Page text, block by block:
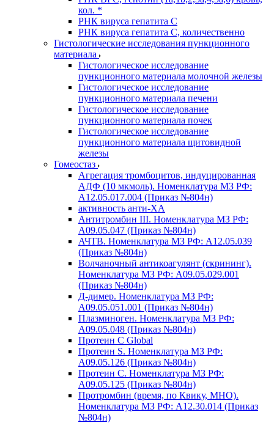
кол. *
РНК вируса гепатита C
РНК вируса гепатита C, количественно
Гистологические исследования пункционного
материала
Гистологическое исследование
пункционного материала молочной железы
Гистологическое исследование
пункционного материала печени
Гистологическое исследование
пункционного материала почек
Гистологическое исследование
пункционного материала щитовидной
железы
Гомеостаз
Агрегация тромбоцитов, индуцированная
АДФ (10 мкмоль). Номенклатура МЗ РФ:
A12.05.017.004 (Приказ №804н)
активность анти-ХА
Антитромбин III. Номенклатура МЗ РФ:
A09.05.047 (Приказ №804н)
АЧТВ. Номенклатура МЗ РФ: A12.05.039
(Приказ №804н)
Волчаночный антикоагулянт (скрининг).
Номенклатура МЗ РФ: A09.05.029.001
(Приказ №804н)
Д-димер. Номенклатура МЗ РФ:
A09.05.051.001 (Приказ №804н)
Плазминоген. Номенклатура МЗ РФ:
A09.05.048 (Приказ №804н)
Протеин C Global
Протеин S. Номенклатура МЗ РФ:
A09.05.126 (Приказ №804н)
Протеин С. Номенклатура МЗ РФ:
A09.05.125 (Приказ №804н)
Протромбин (время, по Квику, МНО).
Номенклатура МЗ РФ: A12.30.014 (Приказ
№804н)